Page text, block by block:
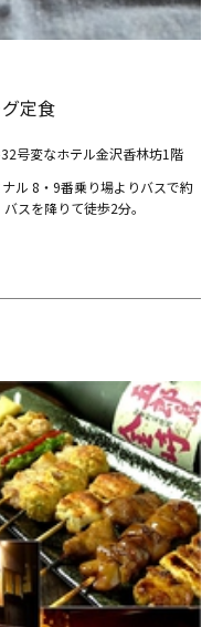
定食
号変なホテル金沢香林坊1階
ル 8・9番乗り場よりバスで約
スを降りて徒歩2分。